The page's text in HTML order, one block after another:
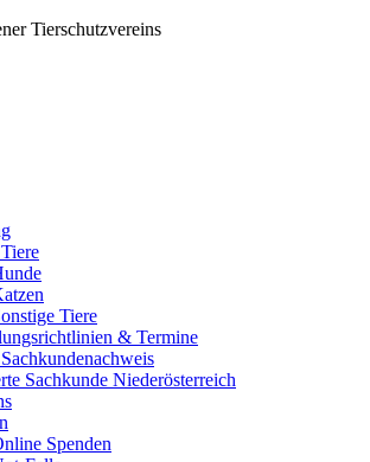
Tierschutzvereins
Tiere
& Termine
Sachkunde Niederösterreich
Spenden